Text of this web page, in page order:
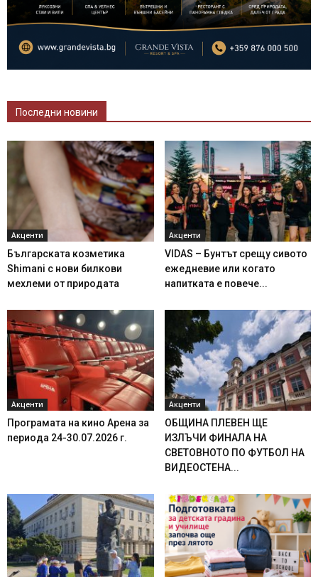
Последни новини
Акценти
Българската козметика
Shimani с нови билкови
мехлеми от природата
Акценти
VIDAS – Бунтът срещу сивото
ежедневие или когато
напитката е повече...
Акценти
Програмата на кино Арена за
периода 24-30.07.2026 г.
Акценти
ОБЩИНА ПЛЕВЕН ЩЕ
ИЗЛЪЧИ ФИНАЛА НА
СВЕТОВНОТО ПО ФУТБОЛ НА
ВИДЕОСТЕНА...